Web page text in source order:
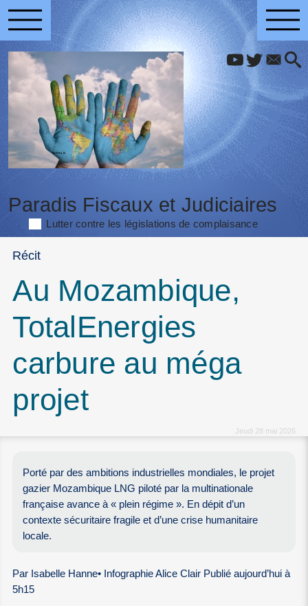
Paradis Fiscaux et Judiciaires
Lutter contre les législations de complaisance
Récit
Au Mozambique,
TotalEnergies
carbure au méga
projet
Jeudi 28 mai 2026
Porté par des ambitions industrielles mondiales, le projet
gazier Mozambique LNG piloté par la multinationale
française avance à « plein régime ». En dépit d’un
contexte sécuritaire fragile et d’une crise humanitaire
locale.
Par Isabelle Hanne• Infographie Alice Clair Publié aujourd’hui à
5h15